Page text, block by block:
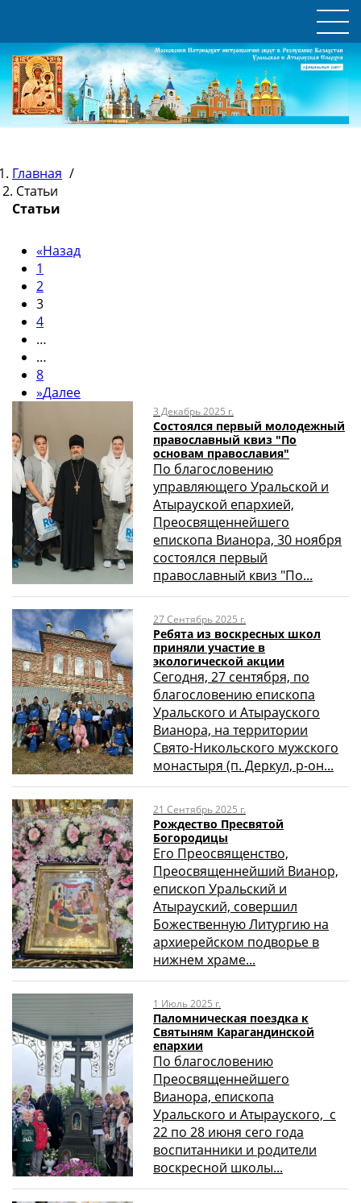
Главная /
Статьи
Статьи
«Назад
1
2
3
4
…
…
8
»Далее
3 Декабрь 2025 г.
Состоялся первый молодежный
православный квиз "По
основам православия"
По благословению
управляющего Уральской и
Атырауской епархией,
Преосвященнейшего
епископа Вианора, 30 ноября
состоялся первый
православный квиз "По...
27 Сентябрь 2025 г.
Ребята из воскресных школ
приняли участие в
экологической акции
Сегодня, 27 сентября, по
благословению епископа
Уральского и Атырауского
Вианора, на территории
Свято-Никольского мужского
монастыря (п. Деркул, р-он...
21 Сентябрь 2025 г.
Рождество Пресвятой
Богородицы
Его Преосвященство,
Преосвященнейший Вианор,
епископ Уральский и
Атырауский, совершил
Божественную Литургию на
архиерейском подворье в
нижнем храме...
1 Июль 2025 г.
Паломническая поездка к
Святыням Карагандинской
епархии
По благословению
Преосвященнейшего
Вианора, епископа
Уральского и Атырауского, с
22 по 28 июня сего года
воспитанники и родители
воскресной школы...